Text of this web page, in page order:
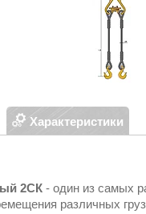
Характеристики
2СК - один из самых
различных